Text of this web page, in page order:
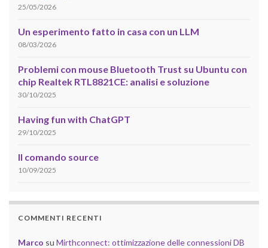
25/05/2026
Un esperimento fatto in casa con un LLM
08/03/2026
Problemi con mouse Bluetooth Trust su Ubuntu con
chip Realtek RTL8821CE: analisi e soluzione
30/10/2025
Having fun with ChatGPT
29/10/2025
Il comando source
10/09/2025
COMMENTI RECENTI
Marco su Mirthconnect: ottimizzazione delle connessioni DB